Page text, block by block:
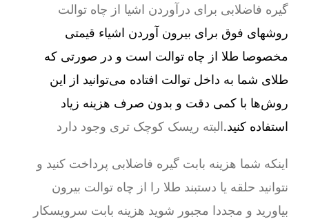
گیره فاضلابی برای درآوردن اشیا از چاه توالت
روشهای فوق برای بیرون آوردن اشیاء قیمتی
مخصوصا طلا از چاه توالت است و در صورتی که
طلای شما به داخل توالت افتاده می‌توانید از این
روش‌ها با کمی دقت و بدون صرف هزینه زیاد
استفاده کنید.البته ریسک کوچک تری وجود دارد
اینکه شما هزینه بابت گیره فاضلابی پرداخت کنید و
نتوانید حلقه یا دستبند طلا را از چاه توالت بیرون
بیاورید و مجددا مجبور شوید هزینه بابت سرویسکار